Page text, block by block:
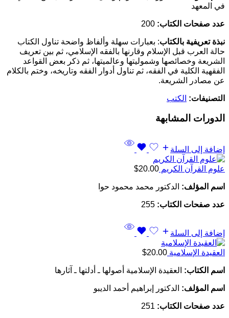
في المعهد
عدد صفحات الكتاب:
نبذة تعريفية بالكتاب: بعبارات سهلة وألفاظ واضحة تناول الكتاب
حالة العرب قبل الإسلام وقارنها بالفقه الإسلامي، ثم بين تعريف
الشريعة وخصائصها وشموليتها وعالميتها، ثم ذكر بعض القواعد
الفقهية الكلية في الفقه، ثم تناول أدوار الفقه وتاريخه، وختم بالكلام
عن مصادر الشريعة.
التصنيفات: الكتب
الدورات المشابهة
إضافة إلى السلة
علوم القرآن الكريم $20.00
اسم المؤلف: الدكتور محمد محمود حوا
عدد صفحات الكتاب:
إضافة إلى السلة
العقيدة الإسلامية $20.00
اسم الكتاب: العقيدة الإسلامية أصولها ـ أدلتها ـ آثارها
اسم المؤلف: الدكتور إبراهيم أحمد الديبو
عدد صفحات الكتاب: